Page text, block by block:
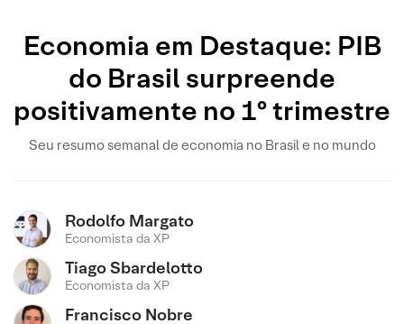
Economia em Destaque: PIB
do Brasil surpreende
positivamente no 1º trimestre
Seu resumo semanal de economia no Brasil e no mundo
Rodolfo Margato
Economista da XP
Tiago Sbardelotto
Economista da XP
Francisco Nobre